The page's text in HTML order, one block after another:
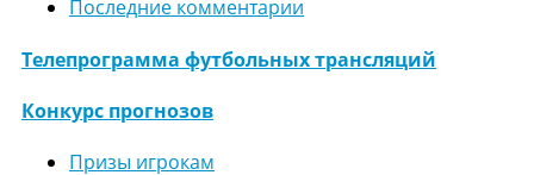
Последние комментарии
Телепрограмма футбольных трансляций
Конкурс прогнозов
Призы игрокам